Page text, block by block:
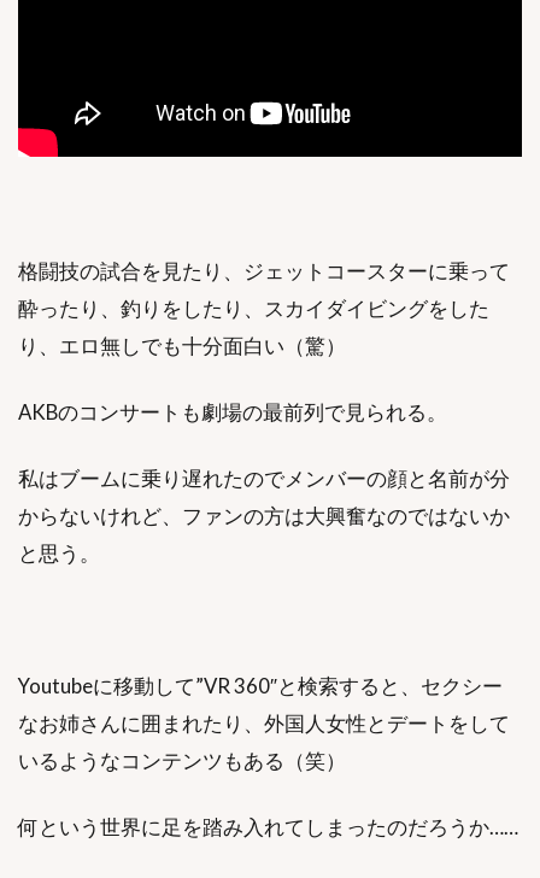
格闘技の試合を見たり、ジェットコースターに乗って
酔ったり、釣りをしたり、スカイダイビングをした
り、エロ無しでも十分面白い（驚）
AKBのコンサートも劇場の最前列で見られる。
私はブームに乗り遅れたのでメンバーの顔と名前が分
からないけれど、ファンの方は大興奮なのではないか
と思う。
Youtubeに移動して”VR 360″と検索すると、セクシー
なお姉さんに囲まれたり、外国人女性とデートをして
いるようなコンテンツもある（笑）
何という世界に足を踏み入れてしまったのだろうか……